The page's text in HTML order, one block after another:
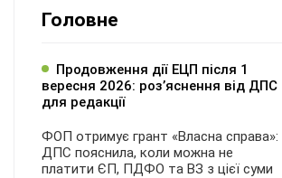
Головне
Продовження дії ЕЦП після 1
вересня 2026: розʼяснення від ДПС
для редакції
ФОП отримує грант «Власна справа»:
ДПС пояснила, коли можна не
платити ЄП, ПДФО та ВЗ з цієї суми